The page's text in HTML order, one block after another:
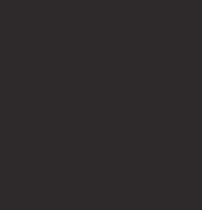
и манифольдов
(СВП)